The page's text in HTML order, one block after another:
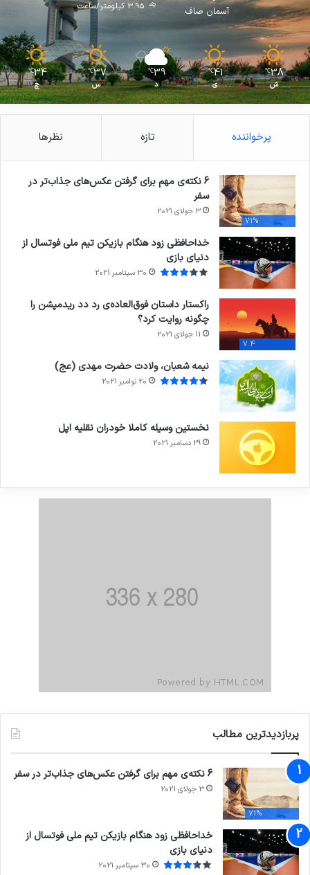
آسمان صاف 3.95 کیلومتر/ساعت
38
℃
ش
41
℃
ی
39
℃
د
37
℃
س
34
℃
چ
پرخواننده تازه نظرها
71%
6 نکته‌ی مهم برای گرفتن عکس‌های جذاب‌تر در
سفر
3 جولای 2021
خداحافظی زود هنگام بازیکن تیم ملی فوتسال از
دنیای بازی
30 سپتامبر 2021
7.4
راکستار داستان فوق‌العاده‌ی رد دد ریدمپشن را
چگونه روایت کرد؟
11 جولای 2021
نیمه شعبان، ولادت حضرت مهدی (عج)
20 نوامبر 2021
نخستین وسیله کاملا خودران نقلیه اپل
29 دسامبر 2021
پربازدیدترین مطالب
71%
6 نکته‌ی مهم برای گرفتن عکس‌های جذاب‌تر در سفر
3 جولای 2021
خداحافظی زود هنگام بازیکن تیم ملی فوتسال از
دنیای بازی
30 سپتامبر 2021